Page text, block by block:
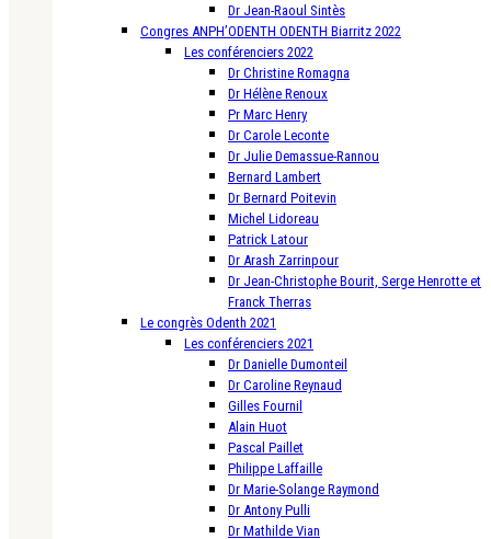
Dr Jean-Raoul Sintès
Congres ANPH’ODENTH ODENTH Biarritz 2022
Les conférenciers 2022
Dr Christine Romagna
Dr Hélène Renoux
Pr Marc Henry
Dr Carole Leconte
Dr Julie Demassue-Rannou
Bernard Lambert
Dr Bernard Poitevin
Michel Lidoreau
Patrick Latour
Dr Arash Zarrinpour
Dr Jean-Christophe Bourit, Serge Henrotte et
Franck Therras
Le congrès Odenth 2021
Les conférenciers 2021
Dr Danielle Dumonteil
Dr Caroline Reynaud
Gilles Fournil
Alain Huot
Pascal Paillet
Philippe Laffaille
Dr Marie-Solange Raymond
Dr Antony Pulli
Dr Mathilde Vian